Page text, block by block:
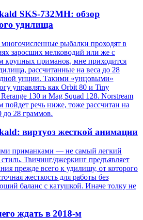
SKS-732MH: обзор
удилища
рыбалки проходят в
заросших мелководий или же с
крупных приманок, мне приходится
рассчитанные на веса до 28
унции. Такими «унцовыми»
управлять как Orbit 80 и Tiny
130 и Mag Squad 128. Norstream
пойдет речь ниже, тоже рассчитан на
до 28 граммов.
виртуоз жесткой анимации
приманками — не самый легкий
Твичинг/джеркинг предъявляет
прежде всего к удилищу, от которого
жесткость для работы без
баланс с катушкой. Иначе толку не
ждать в 2018-м